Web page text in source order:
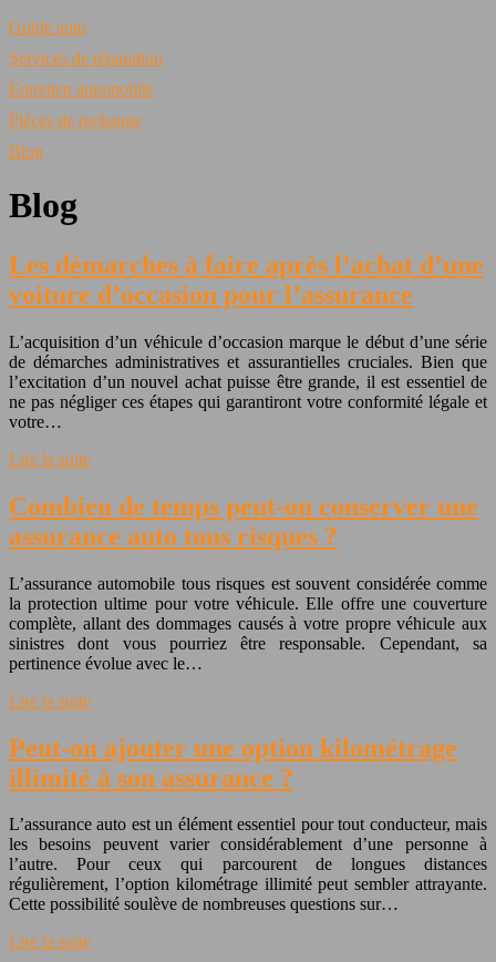
Guide auto
Services de réparation
Entretien automobile
Pièces de rechange
Blog
Blog
Les démarches à faire après l’achat d’une
voiture d’occasion pour l’assurance
L’acquisition d’un véhicule d’occasion marque le début d’une série
de démarches administratives et assurantielles cruciales. Bien que
l’excitation d’un nouvel achat puisse être grande, il est essentiel de
ne pas négliger ces étapes qui garantiront votre conformité légale et
votre…
Lire la suite
Combien de temps peut-on conserver une
assurance auto tous risques ?
L’assurance automobile tous risques est souvent considérée comme
la protection ultime pour votre véhicule. Elle offre une couverture
complète, allant des dommages causés à votre propre véhicule aux
sinistres dont vous pourriez être responsable. Cependant, sa
pertinence évolue avec le…
Lire la suite
Peut-on ajouter une option kilométrage
illimité à son assurance ?
L’assurance auto est un élément essentiel pour tout conducteur, mais
les besoins peuvent varier considérablement d’une personne à
l’autre. Pour ceux qui parcourent de longues distances
régulièrement, l’option kilométrage illimité peut sembler attrayante.
Cette possibilité soulève de nombreuses questions sur…
Lire la suite